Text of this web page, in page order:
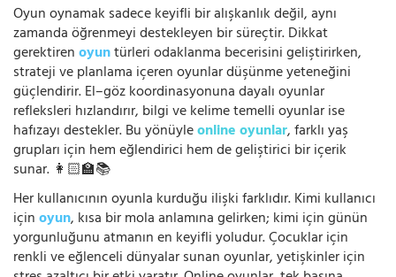
Oyun oynamak sadece keyifli bir alışkanlık değil, aynı
zamanda öğrenmeyi destekleyen bir süreçtir. Dikkat
gerektirenoyuntürleri odaklanma becerisini geliştirirken,
strateji ve planlama içeren oyunlar düşünme yeteneğini
güçlendirir. El–göz koordinasyonuna dayalı oyunlar
refleksleri hızlandırır, bilgi ve kelime temelli oyunlar ise
hafızayı destekler. Bu yönüyleonline oyunlar, farklı yaş
grupları için hem eğlendirici hem de geliştirici bir içerik
sunar. 👩🏻‍🏫📚
Her kullanıcının oyunla kurduğu ilişki farklıdır. Kimi kullanıcı
içinoyun, kısa bir mola anlamına gelirken; kimi için günün
yorgunluğunu atmanın en keyifli yoludur. Çocuklar için
renkli ve eğlenceli dünyalar sunan oyunlar, yetişkinler için